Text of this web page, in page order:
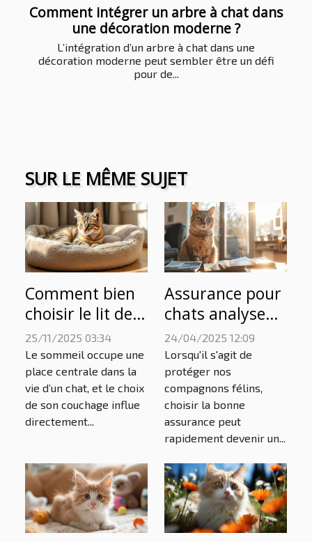
Comment intégrer un arbre à chat dans
une décoration moderne ?
L’intégration d’un arbre à chat dans une
décoration moderne peut sembler être un défi
pour de...
SUR LE MÊME SUJET
Comment bien
choisir le lit de
votre chat pour
un confort
optimal ?
25/11/2025 03:34
Le sommeil occupe une
place centrale dans la
vie d’un chat, et le choix
de son couchage influe
directement...
Assurance pour
chats analyse
comparative
pour choisir la
meilleure
couverture
24/04/2025 12:09
Lorsqu'il s'agit de
protéger nos
compagnons félins,
choisir la bonne
assurance peut
rapidement devenir un...